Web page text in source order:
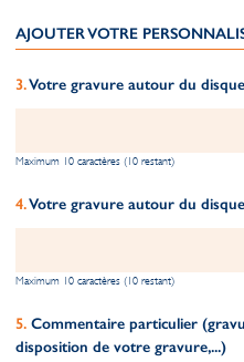
AJOUTER VOTRE
Votre gravure autour du
Maximum 10 caractères (10 restant)
Votre gravure autour du
Maximum 10 caractères (10 restant)
Commentaire particulier
disposition de votre gravure,...)